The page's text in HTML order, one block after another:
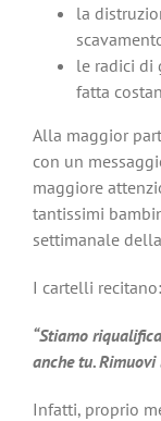
la
le radici di
fatta
Alla maggior
con un
maggiore
tantissimi
settimanale
I cartelli recitano:
“Stiamo
anche tu. Rimuovi
Infatti, proprio